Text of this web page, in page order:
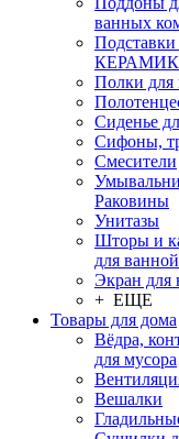
ванных
Полки для
Сиденье
Сифоны,
Смесители
Раковины
Унитазы
Шторы и
для ванной
Экран для
+ ЕЩЕ
Товары для дома
Вёдра,
для мусора
Вешалки